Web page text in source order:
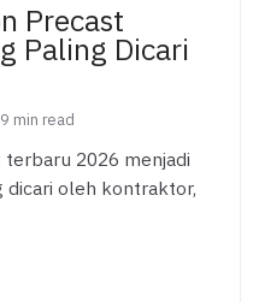
Precast
Paling Dicari
9 min read
2026 menjadi
dicari oleh kontraktor,